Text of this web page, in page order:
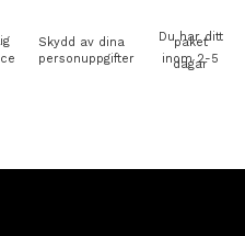
Skydd av dina
personuppgifter
Du har ditt
paket
inom 2-5
dagar